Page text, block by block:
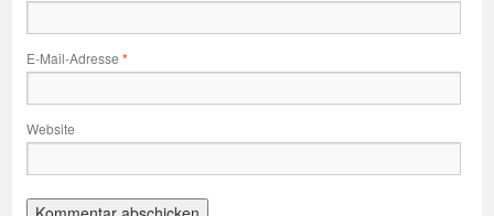
E-Mail-Adresse *
Website